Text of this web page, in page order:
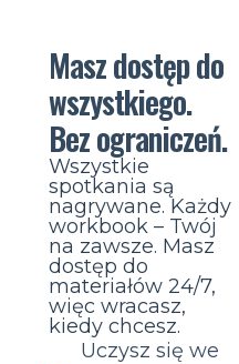
Masz dostęp do
wszystkiego.
Bez ograniczeń.
Wszystkie
spotkania są
nagrywane. Każdy
workbook – Twój
na zawsze. Masz
dostęp do
materiałów 24/7,
więc wracasz,
kiedy chcesz.
Uczysz się we